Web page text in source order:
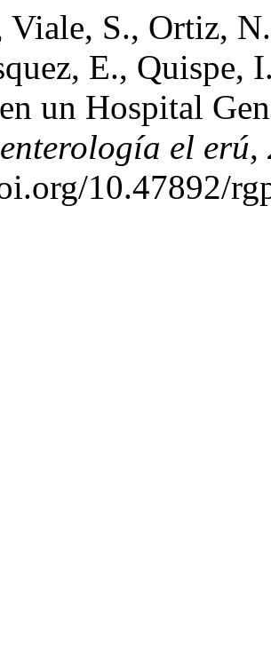
Viale, S., Ortiz,
E., Quispe,
un Hospital
el erú,
10.47892/